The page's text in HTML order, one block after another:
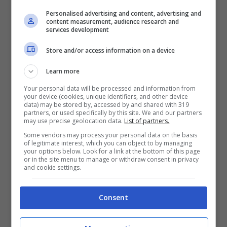
maschera che animano tutte le città e i
paesi delle vallate. Questa festività quindi
potrebbe essere un’
tornare a visitare la Valle d’Aosta, meta
montuosa, ricca di interessanti attività da
fare: dagli sport invernali alle camminate
tra i boschi alla scoperta della fauna tipica
locale. Fare un viaggio in Valle D’Aosta è
quindi molto interessante e ricordiamo che
le città più importanti sono Aosta,
Courmayeur, Cogne, ma non mancano poi
attrazioni “naturali” come il Parco del Gran
Paradiso, il Cervino e tantissimi castelli
Personalised advertising and content, advertising and
content measurement, audience research and
services development
Store and/or access information on a device
Learn more
Your personal data will be processed and information from
your device (cookies, unique identifiers, and other device
data) may be stored by, accessed by and shared with 319
partners, or used specifically by this site. We and our partners
may use precise geolocation data. List of partners.
Some vendors may process your personal data on the basis
of legitimate interest, which you can object to by managing
your options below. Look for a link at the bottom of this page
or in the site menu to manage or withdraw consent in privacy
and cookie settings.
Consent